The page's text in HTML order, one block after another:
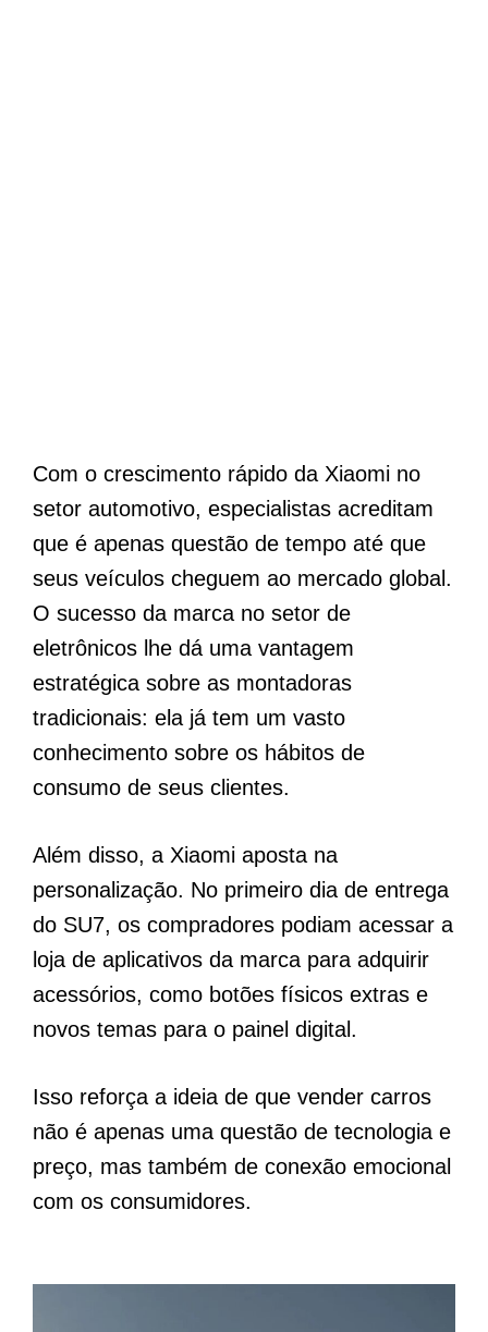
Com o crescimento rápido da Xiaomi no
setor automotivo, especialistas acreditam
que é apenas questão de tempo até que
seus veículos cheguem ao mercado global.
O sucesso da marca no setor de
eletrônicos lhe dá uma vantagem
estratégica sobre as montadoras
tradicionais: ela já tem um vasto
conhecimento sobre os hábitos de
consumo de seus clientes.
Além disso, a Xiaomi aposta na
personalização. No primeiro dia de entrega
do SU7, os compradores podiam acessar a
loja de aplicativos da marca para adquirir
acessórios, como botões físicos extras e
novos temas para o painel digital.
Isso reforça a ideia de que vender carros
não é apenas uma questão de tecnologia e
preço, mas também de conexão emocional
com os consumidores.